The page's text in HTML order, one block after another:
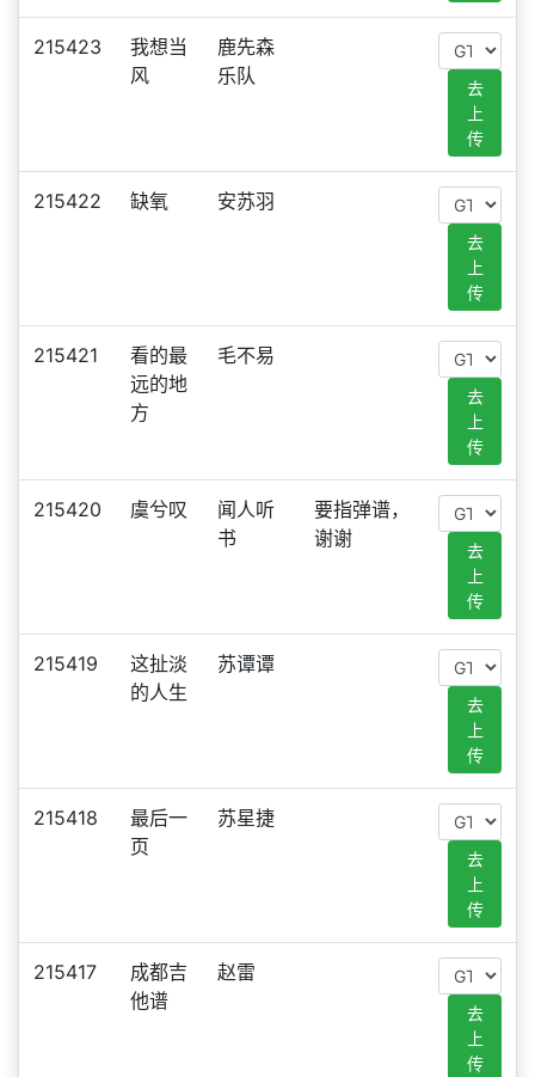
215423
我想当
风
鹿先森
乐队
去
上
传
215422 缺氧 安苏羽
去
上
传
215421
看的最
远的地
方
毛不易
去
上
传
215420 虞兮叹
闻人听
书
要指弹谱，
谢谢
去
上
传
215419
这扯淡
的人生
苏谭谭
去
上
传
215418
最后一
页
苏星捷
去
上
传
215417
成都吉
他谱
赵雷
去
上
传